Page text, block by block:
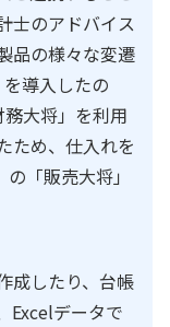
士のアドバイス
品の様々な変遷
導入したの
大将」を利用
ため、仕入れを
「販売大将」
成したり、台帳
Excelデータで